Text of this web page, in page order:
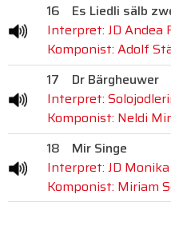
16
Es Liedli sälb
Interpret: JD Andea
Komponist: Adolf
17
Dr Bärgheuwer
Interpret:
Komponist: Neldi
18
Mir Singe
Interpret: JD
Komponist: Miriam